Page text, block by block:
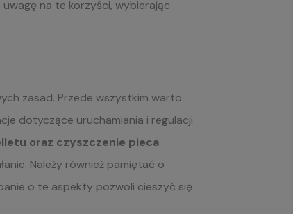
na te korzyści, wybierając
zasad. Przede wszystkim warto
dotyczące uruchamiania i regulacji
oraz czyszczenie pieca
Należy również pamiętać o
o te aspekty pozwoli cieszyć się